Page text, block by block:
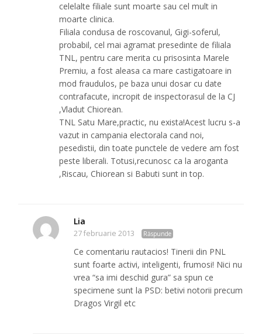
celelalte filiale sunt moarte sau cel mult in
moarte clinica.
Filiala condusa de roscovanul, Gigi-soferul,
probabil, cel mai agramat presedinte de filiala
TNL, pentru care merita cu prisosinta Marele
Premiu, a fost aleasa ca mare castigatoare in
mod fraudulos, pe baza unui dosar cu date
contrafacute, incropit de inspectorasul de la CJ
,Vladut Chiorean.
TNL Satu Mare,practic, nu exista!Acest lucru s-a
vazut in campania electorala cand noi,
pesedistii, din toate punctele de vedere am fost
peste liberali. Totusi,recunosc ca la aroganta
,Riscau, Chiorean si Babuti sunt in top.
Lia
27 februarie 2013 Răspunde
Ce comentariu rautacios! Tinerii din PNL
sunt foarte activi, inteligenti, frumosi! Nici nu
vrea “sa imi deschid gura” sa spun ce
specimene sunt la PSD: betivi notorii precum
Dragos Virgil etc